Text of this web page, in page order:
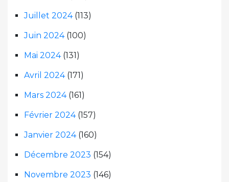
Juillet 2024(113)
Juin 2024(100)
Mai 2024(131)
Avril 2024(171)
Mars 2024(161)
Février 2024(157)
Janvier 2024(160)
Décembre 2023 (154)
Novembre 2023 (146)